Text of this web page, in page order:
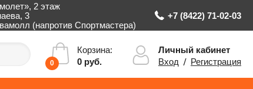
2 этаж
3
(напротив Спортмастера)
+7 (8422) 71-02-03
0
Корзина:
0 руб.
Личный кабинет
Вход / Регистрация